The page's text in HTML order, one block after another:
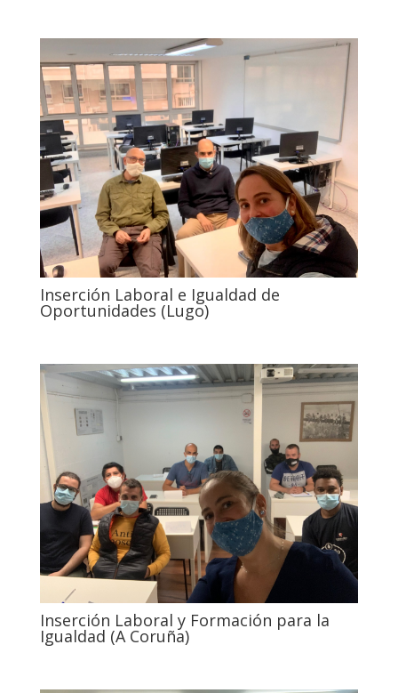
Inserción Laboral e Igualdad de
Oportunidades (Lugo)
Inserción Laboral y Formación para la
Igualdad (A Coruña)